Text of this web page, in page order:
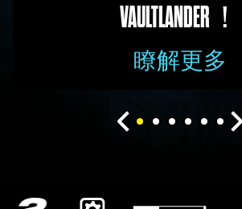
VAULTLANDER！
瞭解更多